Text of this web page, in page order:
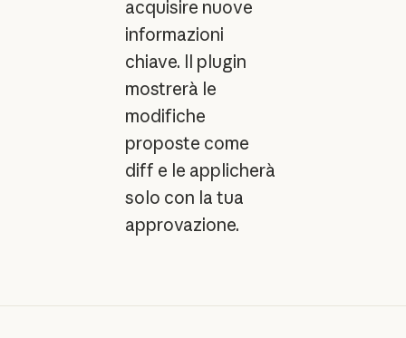
acquisire nuove
informazioni
chiave. Il plugin
mostrerà le
modifiche
proposte come
diff e le applicherà
solo con la tua
approvazione.